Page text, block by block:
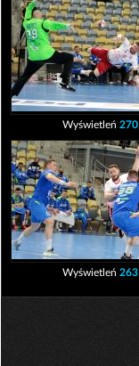
Wyświetleń 270
Wyświetleń 263